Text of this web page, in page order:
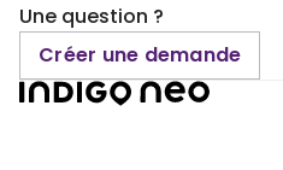
Une question ?
Créer une demande